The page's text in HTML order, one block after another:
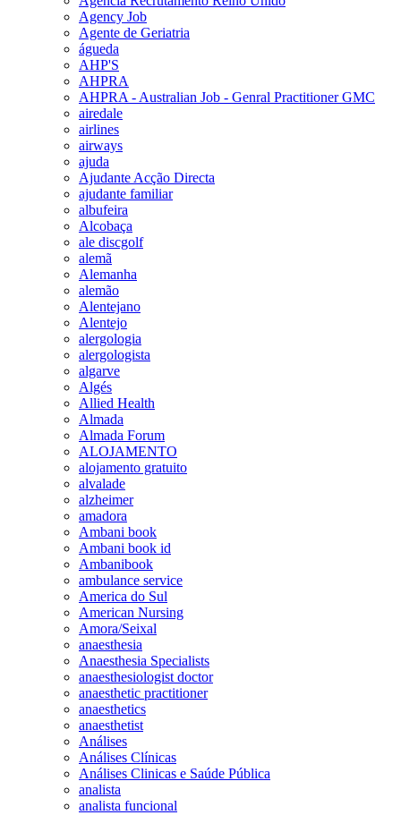
Agency Job
Agente de Geriatria
águeda
AHP'S
AHPRA
AHPRA - Australian Job - Genral Practitioner GMC
airedale
airlines
airways
ajuda
Ajudante Acção Directa
ajudante familiar
albufeira
Alcobaça
ale discgolf
alemã
Alemanha
alemão
Alentejano
Alentejo
alergologia
alergologista
algarve
Algés
Allied Health
Almada
Almada Forum
ALOJAMENTO
alojamento gratuito
alvalade
alzheimer
amadora
Ambani book
Ambani book id
Ambanibook
ambulance service
America do Sul
American Nursing
Amora/Seixal
anaesthesia
Anaesthesia Specialists
anaesthesiologist doctor
anaesthetic practitioner
anaesthetics
anaesthetist
Análises
Análises Clínicas
Análises Clinicas e Saúde Pública
analista
analista funcional